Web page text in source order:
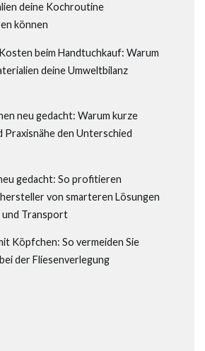
deine Kochroutine
können
beim Handtuchkauf: Warum
deine Umweltbilanz
neu gedacht: Warum kurze
Praxisnähe den Unterschied
gedacht: So profitieren
von smarteren Lösungen
Transport
Köpfchen: So vermeiden Sie
der Fliesenverlegung